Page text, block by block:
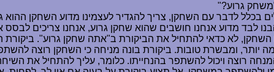
גרוע?"
בכלל לדבר עם השחקן, צריך להגדיר לעצמינו מדוע השחקן
לבד מדוע אנחנו חושבים שהוא שחקן גרוע, אנחנו צריכים
לא כדאי להתחיל את הביקורת ב"אתה שחקן גרוע". ביקורת
יותר, ומבשרת טובות. ביקורת בונה מניחה כי השחקן רוצה
רוצה ויכול להשתפר בהנחייתו. כלומר, עליך להתחיל את